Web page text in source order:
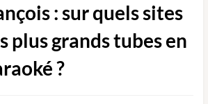
: sur quels sites
plus grands tubes en
?